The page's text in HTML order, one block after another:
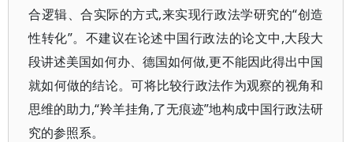
合逻辑、合实际的方式,来实现行政法学研究的“创造
性转化”。不建议在论述中国行政法的论文中,大段大
段讲述美国如何办、德国如何做,更不能因此得出中国
就如何做的结论。可将比较行政法作为观察的视角和
思维的助力,“羚羊挂角,了无痕迹”地构成中国行政法研
究的参照系。